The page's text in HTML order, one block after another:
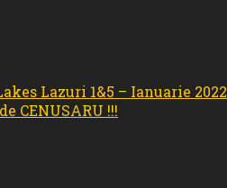
Lazuri 1&5 – Ianuarie 2022
CENUSARU !!!